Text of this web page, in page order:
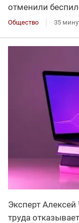
отменили
Общество 35
Эксперт
труда